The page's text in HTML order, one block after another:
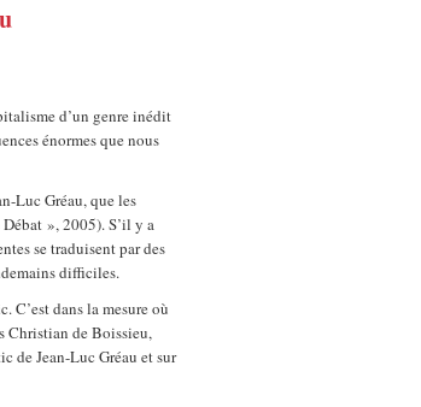
d’un genre inédit
énormes que nous
Luc Gréau, que les
», 2005). S’il y a
se traduisent par des
difficiles.
C’est dans la mesure où
Christian de Boissieu,
de Jean-Luc Gréau et sur